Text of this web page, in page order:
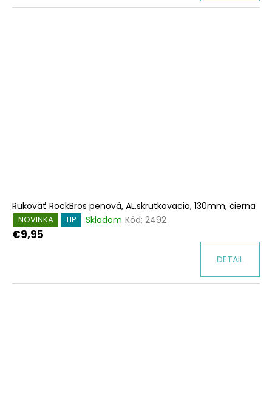
Rukoväť RockBros penová, AL.skrutkovacia, 130mm, čierna
NOVINKA TIP Skladom Kód: 2492
€9,95
DETAIL